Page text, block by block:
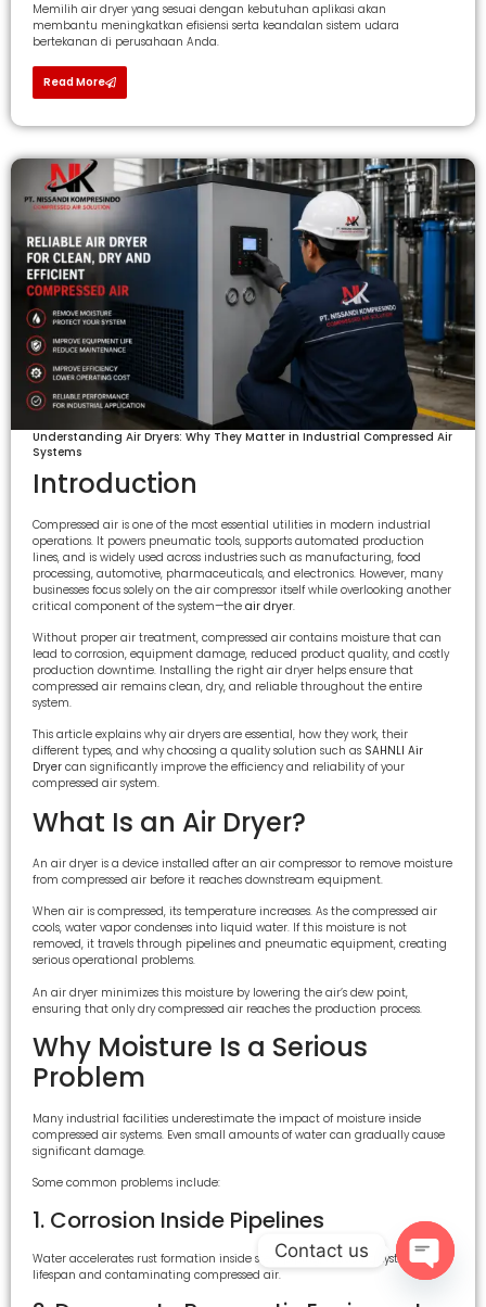
Memilih air dryer yang sesuai dengan kebutuhan aplikasi akan
membantu meningkatkan efisiensi serta keandalan sistem udara
bertekanan di perusahaan Anda.
Read More
Understanding Air Dryers: Why They Matter in Industrial Compressed Air
Systems
Introduction
Compressed air is one of the most essential utilities in modern industrial
operations. It powers pneumatic tools, supports automated production
lines, and is widely used across industries such as manufacturing, food
processing, automotive, pharmaceuticals, and electronics. However, many
businesses focus solely on the air compressor itself while overlooking another
critical component of the system—the air dryer.
Without proper air treatment, compressed air contains moisture that can
lead to corrosion, equipment damage, reduced product quality, and costly
production downtime. Installing the right air dryer helps ensure that
compressed air remains clean, dry, and reliable throughout the entire
system.
This article explains why air dryers are essential, how they work, their
different types, and why choosing a quality solution such as SAHNLI Air
Dryer can significantly improve the efficiency and reliability of your
compressed air system.
What Is an Air Dryer?
An air dryer is a device installed after an air compressor to remove moisture
from compressed air before it reaches downstream equipment.
When air is compressed, its temperature increases. As the compressed air
cools, water vapor condenses into liquid water. If this moisture is not
removed, it travels through pipelines and pneumatic equipment, creating
serious operational problems.
An air dryer minimizes this moisture by lowering the air’s dew point,
ensuring that only dry compressed air reaches the production process.
Why Moisture Is a Serious
Problem
Many industrial facilities underestimate the impact of moisture inside
compressed air systems. Even small amounts of water can gradually cause
significant damage.
Some common problems include:
1. Corrosion Inside Pipelines
Water accelerates rust formation inside steel piping, reducing system
lifespan and contaminating compressed air.
Contact us